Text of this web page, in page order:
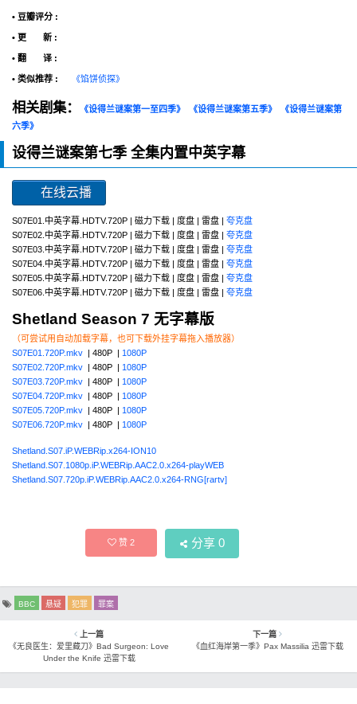
• 豆瓣评分 :
• 更 新 :
• 翻 译 :
• 类似推荐 : 《馅饼侦探》
相关剧集： 《设得兰谜案第一至四季》 《设得兰谜案第五季》
《设得兰谜案第
六季》
设得兰谜案第七季 全集内置中英字幕
在线云播
S07E01.中英字幕.HDTV.720P | 磁力下载 | 度盘 | 雷盘 | 夸克盘
S07E02.中英字幕.HDTV.720P | 磁力下载 | 度盘 | 雷盘 | 夸克盘
S07E03.中英字幕.HDTV.720P | 磁力下载 | 度盘 | 雷盘 | 夸克盘
S07E04.中英字幕.HDTV.720P | 磁力下载 | 度盘 | 雷盘 | 夸克盘
S07E05.中英字幕.HDTV.720P | 磁力下载 | 度盘 | 雷盘 | 夸克盘
S07E06.中英字幕.HDTV.720P | 磁力下载 | 度盘 | 雷盘 | 夸克盘
Shetland Season 7 无字幕版
（可尝试用自动加载字幕，也可下载外挂字幕拖入播放器）
S07E01.720P.mkv | 480P | 1080P
S07E02.720P.mkv | 480P | 1080P
S07E03.720P.mkv | 480P | 1080P
S07E04.720P.mkv | 480P | 1080P
S07E05.720P.mkv | 480P | 1080P
S07E06.720P.mkv | 480P | 1080P
Shetland.S07.iP.WEBRip.x264-ION10
Shetland.S07.1080p.iP.WEBRip.AAC2.0.x264-playWEB
Shetland.S07.720p.iP.WEBRip.AAC2.0.x264-RNG[rartv]
赞2 分享 0
BBC 悬疑 犯罪 罪案
上一篇
《无良医生：爱里藏刀》Bad Surgeon: Love
Under the Knife 迅雷下载
下一篇
《血红海岸第一季》Pax Massilia 迅雷下载